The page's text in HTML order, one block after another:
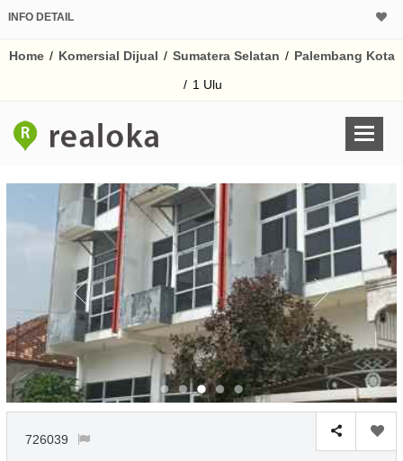
INFO DETAIL
Home / Komersial Dijual / Sumatera Selatan / Palembang Kota
/ 1 Ulu
726039
Harga Rp
% /th
Untuk hasil simulasi
pada kotak-
Simpan